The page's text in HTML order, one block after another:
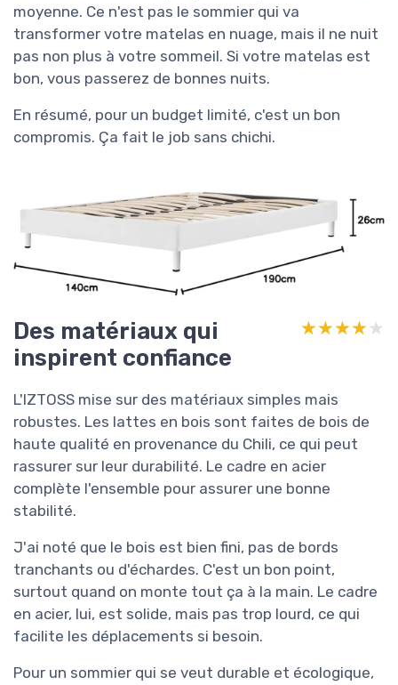
moyenne. Ce n'est pas le sommier qui va
transformer votre matelas en nuage, mais il ne nuit
pas non plus à votre sommeil. Si votre matelas est
bon, vous passerez de bonnes nuits.
En résumé, pour un budget limité, c'est un bon
compromis. Ça fait le job sans chichi.
Des matériaux qui
inspirent confiance
★★★★★
★★★★★
L'IZTOSS mise sur des matériaux simples mais
robustes. Les lattes en bois sont faites de bois de
haute qualité en provenance du Chili, ce qui peut
rassurer sur leur durabilité. Le cadre en acier
complète l'ensemble pour assurer une bonne
stabilité.
J'ai noté que le bois est bien fini, pas de bords
tranchants ou d'échardes. C'est un bon point,
surtout quand on monte tout ça à la main. Le cadre
en acier, lui, est solide, mais pas trop lourd, ce qui
facilite les déplacements si besoin.
Pour un sommier qui se veut durable et écologique,